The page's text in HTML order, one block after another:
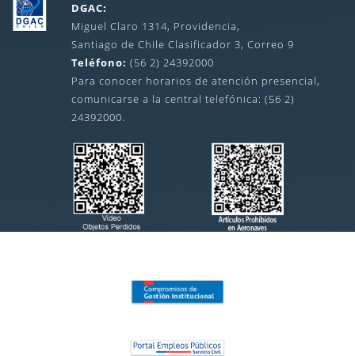
DGAC:
Miguel Claro 1314, Providencia,
Santiago de Chile Clasificador 3, Correo 9
Teléfono: (56 2) 24392000
Para conocer horarios de atención presencial,
comunicarse a la central telefónica: (56 2)
24392000.